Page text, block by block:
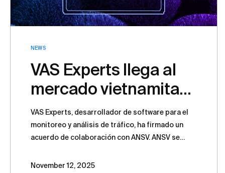
NEWS
VAS Experts llega al
mercado vietnamita
con soluciones para
operadores de
telecomunicaciones
VAS Experts, desarrollador de software para el
monitoreo y análisis de tráfico, ha firmado un
acuerdo de colaboración con ANSV. ANSV se
la gama completa de productos de VAS Experts a
November 12, 2025